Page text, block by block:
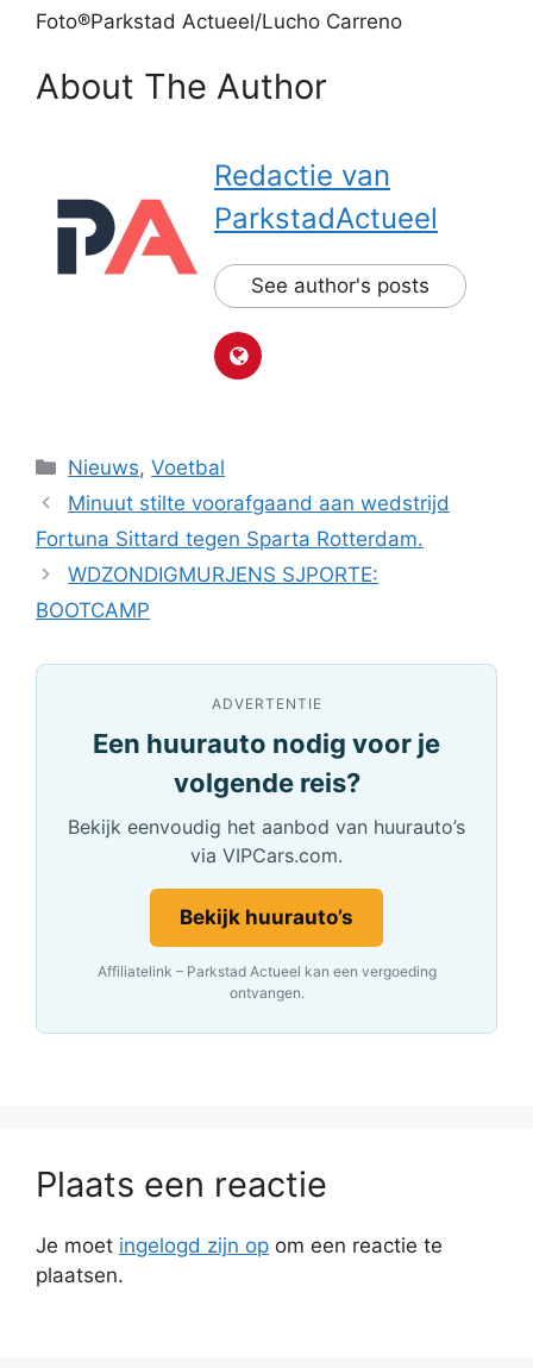
Foto®Parkstad Actueel/Lucho Carreno
About The Author
Redactie van
ParkstadActueel
See author's posts
Categorieën
Nieuws,Voetbal
Minuut stilte voorafgaand aan wedstrijd
Fortuna Sittard tegen Sparta Rotterdam.
WDZONDIGMURJENS SJPORTE:
BOOTCAMP
ADVERTENTIE
Een huurauto nodig voor je
volgende reis?
Bekijk eenvoudig het aanbod van huurauto’s
via VIPCars.com.
Bekijk huurauto’s
Affiliatelink – Parkstad Actueel kan een vergoeding
ontvangen.
Plaats een reactie
Je moet ingelogd zijn op om een reactie te
plaatsen.